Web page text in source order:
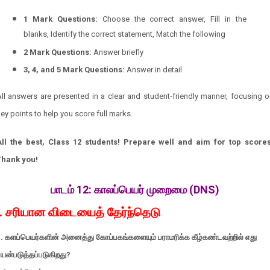
1 Mark Questions: Choose the correct answer, Fill in the
blanks, Identify the correct statement, Match the following
2 Mark Questions: Answer briefly
3, 4, and 5 Mark Questions: Answer in detail
answers are presented in a clear and student-friendly manner, focusing
points to help you score full marks.
the best, Class 12 students! Prepare well and aim for top
you!
பாடம் 12: காலப்பெயர் முறைமை (DNS)
சரியான விடையைத் தேர்ந்தெடு
களப்பெயர்களின் அனைத்து கோப்பகங்களையும் பராமரிக்க கீழ்கண்டவற்றில் எது